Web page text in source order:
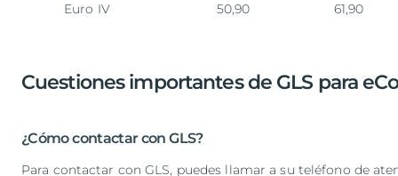
Euro IV 50,90 61,90
Cuestiones importantes de GLS para
¿Cómo contactar con GLS?
Para contactar con GLS, puedes llamar a su teléfono de